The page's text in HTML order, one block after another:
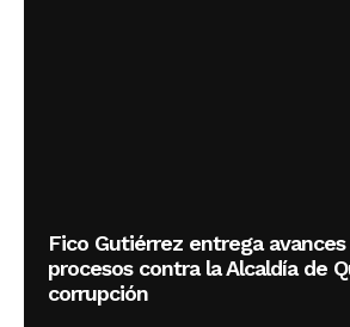
Fico Gutiérrez entrega
procesos contra la Alcaldía de
corrupción